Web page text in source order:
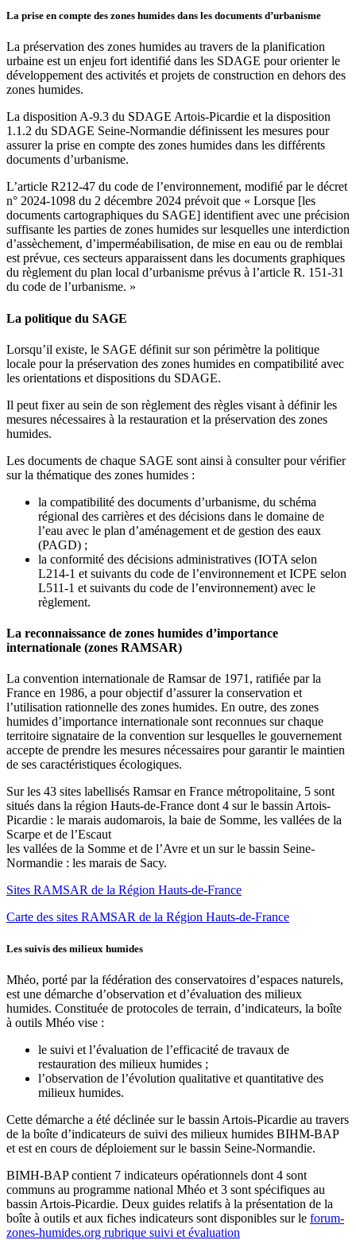
La prise en compte des zones humides dans les documents d’urbanisme
La préservation des zones humides au travers de la planification
urbaine est un enjeu fort identifié dans les SDAGE pour orienter le
développement des activités et projets de construction en dehors des
zones humides.
La disposition A-9.3 du SDAGE Artois-Picardie et la disposition
1.1.2 du SDAGE Seine-Normandie définissent les mesures pour
assurer la prise en compte des zones humides dans les différents
documents d’urbanisme.
L’article R212-47 du code de l’environnement, modifié par le décret
n° 2024-1098 du 2 décembre 2024 prévoit que « Lorsque [les
documents cartographiques du SAGE] identifient avec une précision
suffisante les parties de zones humides sur lesquelles une interdiction
d’assèchement, d’imperméabilisation, de mise en eau ou de remblai
est prévue, ces secteurs apparaissent dans les documents graphiques
du règlement du plan local d’urbanisme prévus à l’article R. 151-31
du code de l’urbanisme. »
La politique du SAGE
Lorsqu’il existe, le SAGE définit sur son périmètre la politique
locale pour la préservation des zones humides en compatibilité avec
les orientations et dispositions du SDAGE.
Il peut fixer au sein de son règlement des règles visant à définir les
mesures nécessaires à la restauration et la préservation des zones
humides.
Les documents de chaque SAGE sont ainsi à consulter pour vérifier
sur la thématique des zones humides :
la compatibilité des documents d’urbanisme, du schéma
régional des carrières et des décisions dans le domaine de
l’eau avec le plan d’aménagement et de gestion des eaux
(PAGD) ;
la conformité des décisions administratives (IOTA selon
L214-1 et suivants du code de l’environnement et ICPE selon
L511-1 et suivants du code de l’environnement) avec le
règlement.
La reconnaissance de zones humides d’importance
internationale (zones RAMSAR)
La convention internationale de Ramsar de 1971, ratifiée par la
France en 1986, a pour objectif d’assurer la conservation et
l’utilisation rationnelle des zones humides. En outre, des zones
humides d’importance internationale sont reconnues sur chaque
territoire signataire de la convention sur lesquelles le gouvernement
accepte de prendre les mesures nécessaires pour garantir le maintien
de ses caractéristiques écologiques.
Sur les 43 sites labellisés Ramsar en France métropolitaine, 5 sont
situés dans la région Hauts-de-France dont 4 sur le bassin Artois-
Picardie : le marais audomarois, la baie de Somme, les vallées de la
Scarpe et de l’Escaut
les vallées de la Somme et de l’Avre et un sur le bassin Seine-
Normandie : les marais de Sacy.
Sites RAMSAR de la Région Hauts-de-France
Carte des sites RAMSAR de la Région Hauts-de-France
Les suivis des milieux humides
Mhéo, porté par la fédération des conservatoires d’espaces naturels,
est une démarche d’observation et d’évaluation des milieux
humides. Constituée de protocoles de terrain, d’indicateurs, la boîte
à outils Mhéo vise :
le suivi et l’évaluation de l’efficacité de travaux de
restauration des milieux humides ;
l’observation de l’évolution qualitative et quantitative des
milieux humides.
Cette démarche a été déclinée sur le bassin Artois-Picardie au travers
de la boîte d’indicateurs de suivi des milieux humides BIHM-BAP
et est en cours de déploiement sur le bassin Seine-Normandie.
BIMH-BAP contient 7 indicateurs opérationnels dont 4 sont
communs au programme national Mhéo et 3 sont spécifiques au
bassin Artois-Picardie. Deux guides relatifs à la présentation de la
boîte à outils et aux fiches indicateurs sont disponibles sur le forum-
zones-humides.org rubrique suivi et évaluation